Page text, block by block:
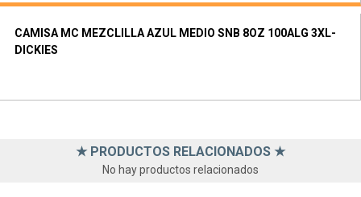
CAMISA MC MEZCLILLA AZUL MEDIO SNB 8OZ 100ALG 3XL-
DICKIES
★ PRODUCTOS RELACIONADOS ★
No hay productos relacionados